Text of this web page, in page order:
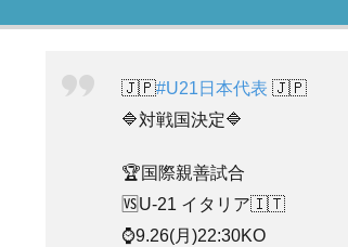
🇯🇵#U21日本代表 🇯🇵
🔷対戦国決定🔷
🏆国際親善試合
🆚U-21 イタリア🇮🇹
⌚️9.26(月)22:30KO